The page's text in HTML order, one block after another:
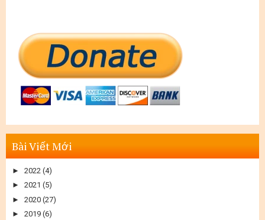
Bài Viết Mới
► 2022 (4)
► 2021 (5)
► 2020 (27)
► 2019 (6)